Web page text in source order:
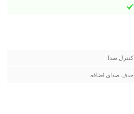
کنترل صدا
حذف صدای اضافه